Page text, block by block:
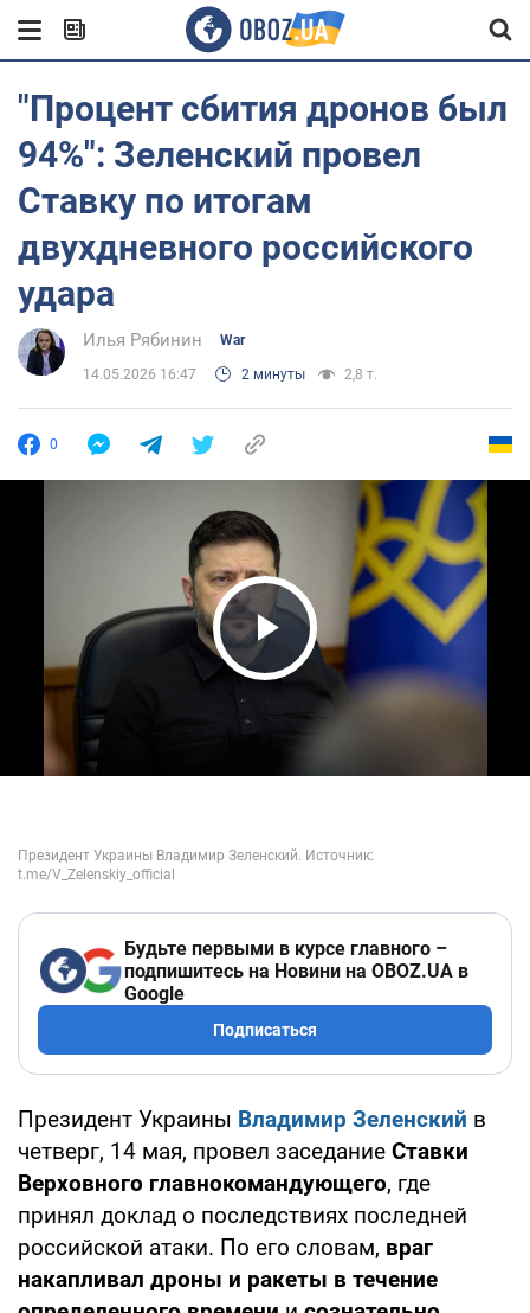
"Процент сбития дронов был
94%": Зеленский провел
Ставку по итогам
двухдневного российского
удара
Илья Рябинин War
14.05.2026 16:47 2 минуты 2,8 т.
0
Play Video
Будьте первыми в курсе главного –
подпишитесь на Новини на OBOZ.UA в
Google
Подписаться
Президент Украины Владимир Зеленский в
четверг, 14 мая, провел заседание Ставки
Верховного главнокомандующего, где
принял доклад о последствиях последней
российской атаки. По его словам, враг
накапливал дроны и ракеты в течение